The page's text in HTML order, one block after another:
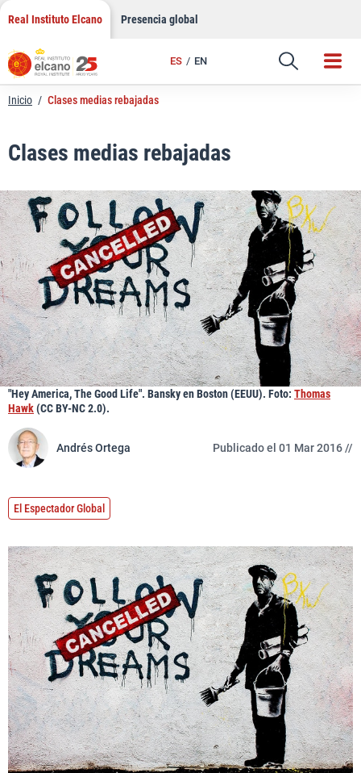
Saltar
contenido
Real Instituto Elcano Presencia global
ES EN
Enlace
Inicio / Clases medias rebajadas
Clases medias rebajadas
"Hey America, The Good Life". Bansky en Boston (EEUU). Foto: Thomas
Hawk(CC BY-NC 2.0).
Andrés Ortega Publicado el 01 Mar 2016 //
El Espectador Global